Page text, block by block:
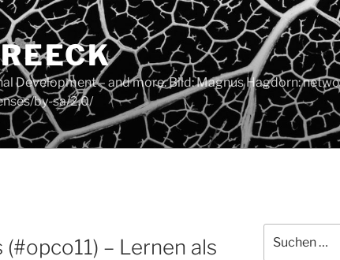
Development – and more. Bild: Magnus Hagdorn:
by-sa/2.0/
– Lernen als
nach: